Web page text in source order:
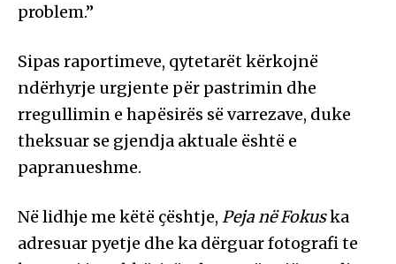
problem.”
Sipas raportimeve, qytetarët kërkojnë
ndërhyrje urgjente për pastrimin dhe
rregullimin e hapësirës së varrezave, duke
theksuar se gjendja aktuale është e
papranueshme.
Në lidhje me këtë çështje, Peja në Fokuska
adresuar pyetje dhe ka dërguar fotografi te